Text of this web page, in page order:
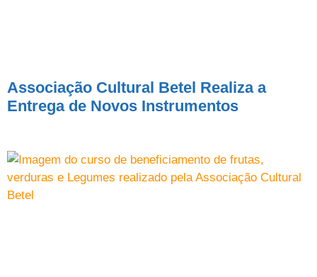
Associação Cultural Betel Realiza a
Entrega de Novos Instrumentos